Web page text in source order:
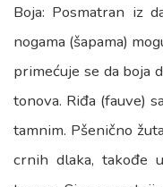
Boja: Posmatran iz
nogama (šapama)
primećuje se da boja
tonova. Riđa (fauve)
tamnim. Pšenično
crnih dlaka, takođe